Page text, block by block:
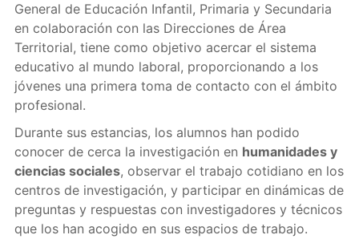
General de Educación Infantil, Primaria y Secundaria
en colaboración con las Direcciones de Área
Territorial, tiene como objetivo acercar el sistema
educativo al mundo laboral, proporcionando a los
jóvenes una primera toma de contacto con el ámbito
profesional.
Durante sus estancias, los alumnos han podido
conocer de cerca la investigación en humanidades y
ciencias sociales, observar el trabajo cotidiano en los
centros de investigación, y participar en dinámicas de
preguntas y respuestas con investigadores y técnicos
que los han acogido en sus espacios de trabajo.